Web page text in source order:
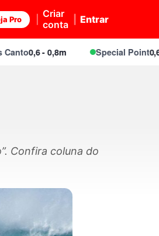
Pro
Criar
conta
Entrar
0,6 - 0,8m Special Point0,6 - 0,8m
Confira coluna do